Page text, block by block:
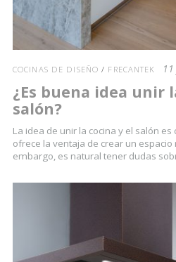
COCINAS DE DISEÑO / FRECANTEK
¿Es buena idea unir
salón?
La idea de unir la cocina y el salón
ofrece la ventaja de crear un
embargo, es natural tener dudas